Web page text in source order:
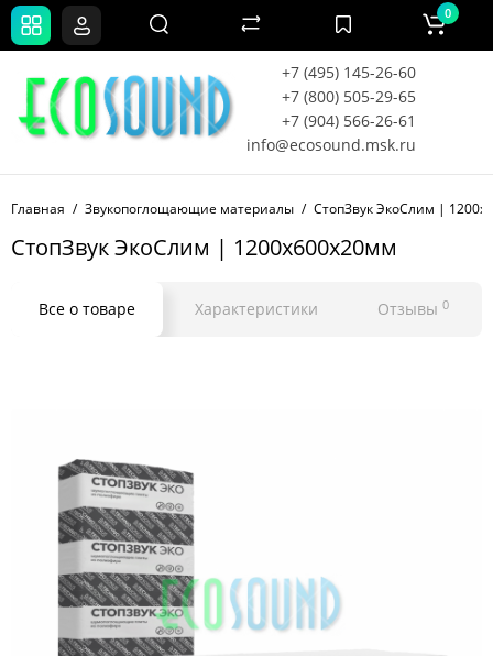
+7 (495) 145-26-60
+7 (800) 505-29-65
+7 (904) 566-26-61
info@ecosound.msk.ru
0
Главная Звукопоглощающие материалы СтопЗвук ЭкоСлим |
СтопЗвук ЭкоСлим | 1200х600х20мм
Все о товаре Характеристики Отзывы 0